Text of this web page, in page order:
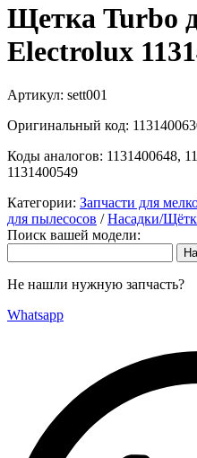
Щетка Turbo
Electrolux
Артикул: sett001
Оригинальный код:
Коды аналогов: 1131400648,
1131400549
Категории: Запчасти для
для пылесосов /Насадки/
Поиск вашей модели:
Не нашли нужную запчасть?
Whatsapp